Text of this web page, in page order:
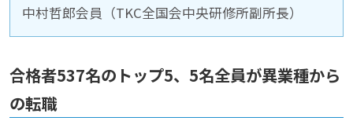
中村哲郎会員（TKC全国会中央研修所副所長）
合格者537名のトップ5、5名全員が異業種から
の転職